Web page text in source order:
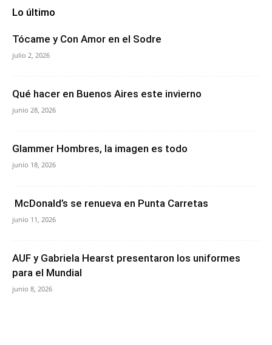
Lo último
Tócame y Con Amor en el Sodre
julio 2, 2026
Qué hacer en Buenos Aires este invierno
junio 28, 2026
Glammer Hombres, la imagen es todo
junio 18, 2026
McDonald’s se renueva en Punta Carretas
junio 11, 2026
AUF y Gabriela Hearst presentaron los uniformes
para el Mundial
junio 8, 2026